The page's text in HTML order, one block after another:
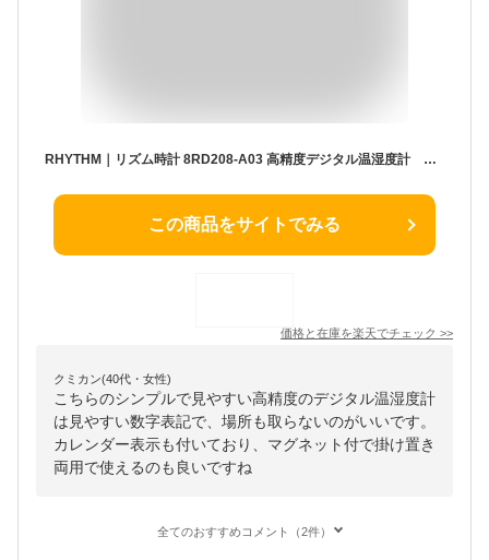
RHYTHM｜リズム時計 8RD208-A03 高精度デジタル温湿度計 「ライフナビプチA」 8RD208-A03 CITIZEN（シチズン） 白 [デジタル][8RD208A03]
この商品をサイトでみる
価格と在庫を楽天でチェック >>
クミカン(40代・女性)
こちらのシンプルで見やすい高精度のデジタル温湿度計
は見やすい数字表記で、場所も取らないのがいいです。
カレンダー表示も付いており、マグネット付で掛け置き
両用で使えるのも良いですね
全てのおすすめコメント（2件）